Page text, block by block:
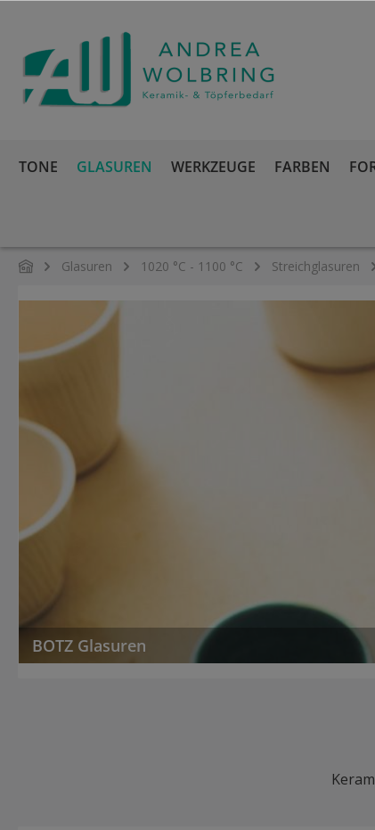
TONE GLASUREN WERKZEUGE FARBEN
Glasuren 1020 °C - 1100 °C Streichglasuren
BOTZ Glasuren